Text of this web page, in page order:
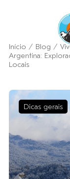
Início / Blog /
Argentina:
Locais
Dicas gerais